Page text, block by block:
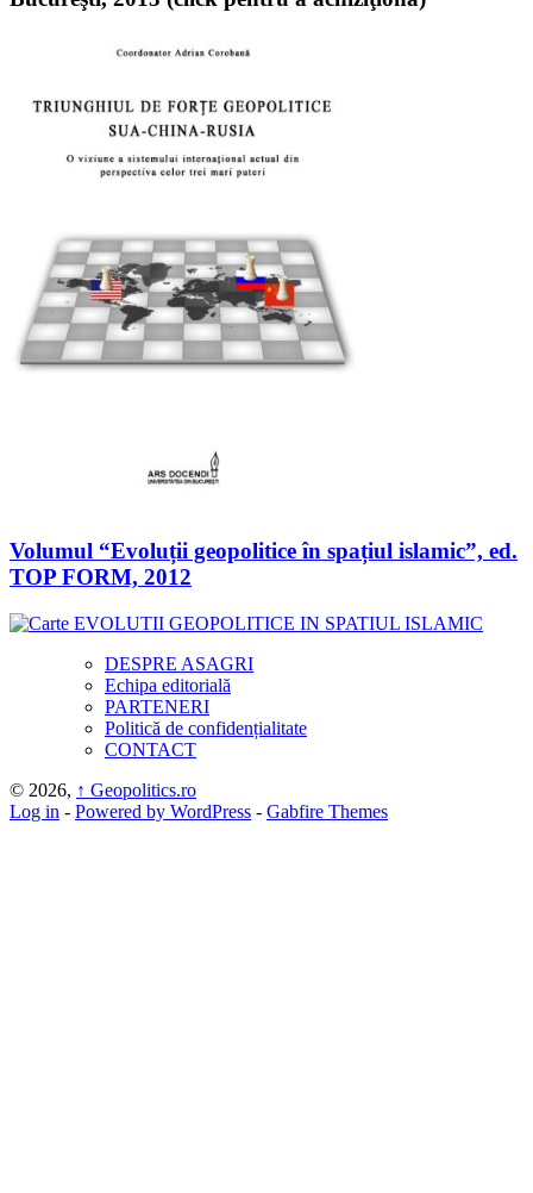
Volumul “Evoluții geopolitice în spațiul islamic”, ed.
TOP FORM, 2012
DESPRE ASAGRI
Echipa editorială
PARTENERI
Politică de confidențialitate
CONTACT
© 2026, ↑ Geopolitics.ro
Log in - Powered by WordPress - Gabfire Themes